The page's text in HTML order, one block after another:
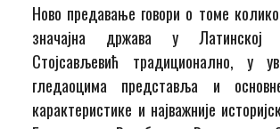
Ново предавање говори о томе
значајна држава у
Стојсављевић традиционално, у
гледаоцима представља и
карактеристике и најважније